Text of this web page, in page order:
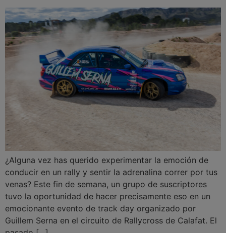
¿Alguna vez has querido experimentar la emoción de
conducir en un rally y sentir la adrenalina correr por tus
venas? Este fin de semana, un grupo de suscriptores
tuvo la oportunidad de hacer precisamente eso en un
emocionante evento de track day organizado por
Guillem Serna en el circuito de Rallycross de Calafat. El